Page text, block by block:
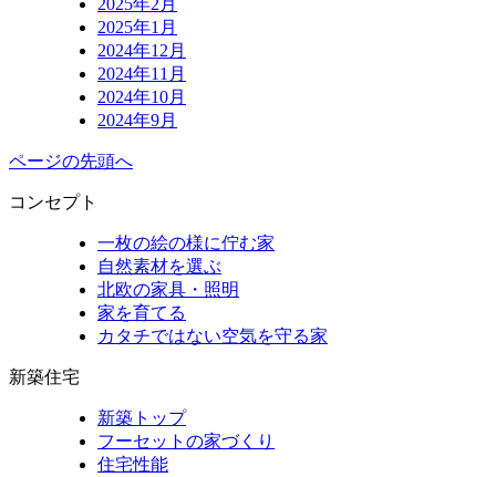
2025年2月
2025年1月
2024年12月
2024年11月
2024年10月
2024年9月
ページの先頭へ
コンセプト
一枚の絵の様に佇む家
自然素材を選ぶ
北欧の家具・照明
家を育てる
カタチではない空気を守る家
新築住宅
新築トップ
フーセットの家づくり
住宅性能